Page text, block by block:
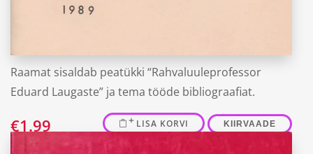
Raamat sisaldab peatükki “Rahvaluuleprofessor
Eduard Laugaste” ja tema tööde bibliograafiat.
€1.99 LISA KORVI KIIRVAADE